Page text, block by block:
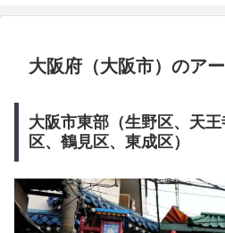
大阪府（大阪市）のアー
大阪市東部（生野区、天
区、鶴見区、東成区）